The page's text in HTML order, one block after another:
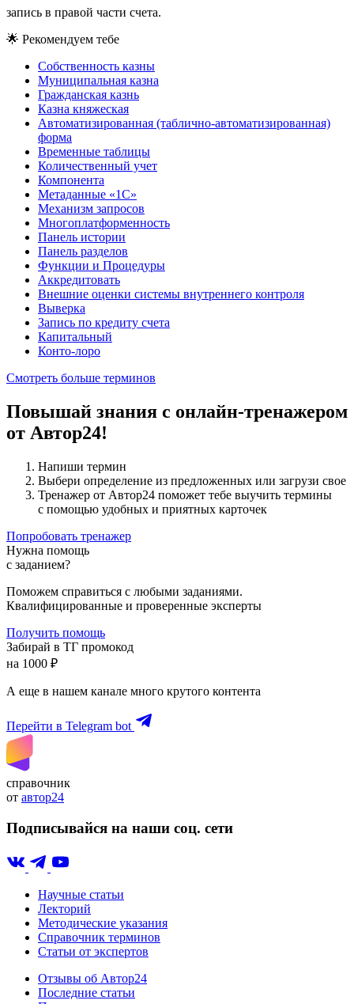
запись в правой части счета.
🌟 Рекомендуем тебе
Собственность казны
Муниципальная казна
Гражданская казнь
Казна княжеская
Автоматизированная (таблично-автоматизированная)
форма
Временные таблицы
Количественный учет
Компонента
Метаданные «1С»
Механизм запросов
Многоплатформенность
Панель истории
Панель разделов
Функции и Процедуры
Аккредитовать
Внешние оценки системы внутреннего контроля
Выверка
Запись по кредиту счета
Капитальный
Конто-лоро
Смотреть больше терминов
Повышай знания с онлайн-тренажером
от Автор24!
Напиши термин
Выбери определение из предложенных или загрузи свое
Тренажер от Автор24 поможет тебе выучить термины
с помощью удобных и приятных карточек
Попробовать тренажер
Нужна помощь
с заданием?
Поможем справиться с любыми заданиями.
Квалифицированные и проверенные эксперты
Получить помощь
Забирай в ТГ промокод
на 1000 ₽
А еще в нашем канале много крутого контента
Перейти в Telegram bot
справочник
от автор24
Подписывайся на наши соц. сети
Научные статьи
Лекторий
Методические указания
Справочник терминов
Статьи от экспертов
Отзывы об Автор24
Последние статьи